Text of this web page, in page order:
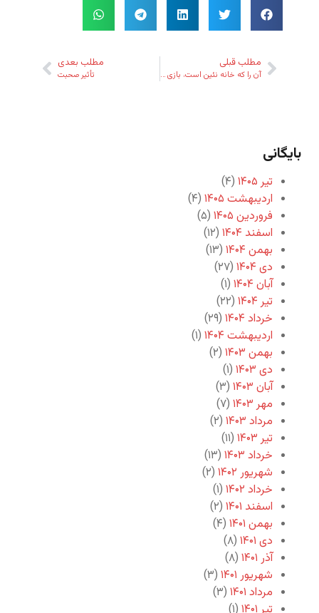
مطلب قبلی
آن را که خانه نئین است، بازی نه این است
مطلب بعدی
تأثیر صحبت
بایگانی
تیر ۱۴۰۵
(۴)
اردیبهشت ۱۴۰۵
(۴)
فروردین ۱۴۰۵
(۵)
اسفند ۱۴۰۴
(۱۲)
بهمن ۱۴۰۴
(۱۳)
دی ۱۴۰۴
(۲۷)
آبان ۱۴۰۴
(۱)
تیر ۱۴۰۴
(۲۲)
خرداد ۱۴۰۴
(۲۹)
اردیبهشت ۱۴۰۴
(۱)
بهمن ۱۴۰۳
(۲)
دی ۱۴۰۳
(۱)
آبان ۱۴۰۳
(۳)
مهر ۱۴۰۳
(۷)
مرداد ۱۴۰۳
(۲)
تیر ۱۴۰۳
(۱۱)
خرداد ۱۴۰۳
(۱۳)
شهریور ۱۴۰۲
(۲)
خرداد ۱۴۰۲
(۱)
اسفند ۱۴۰۱
(۲)
بهمن ۱۴۰۱
(۴)
دی ۱۴۰۱
(۸)
آذر ۱۴۰۱
(۸)
شهریور ۱۴۰۱
(۳)
مرداد ۱۴۰۱
(۳)